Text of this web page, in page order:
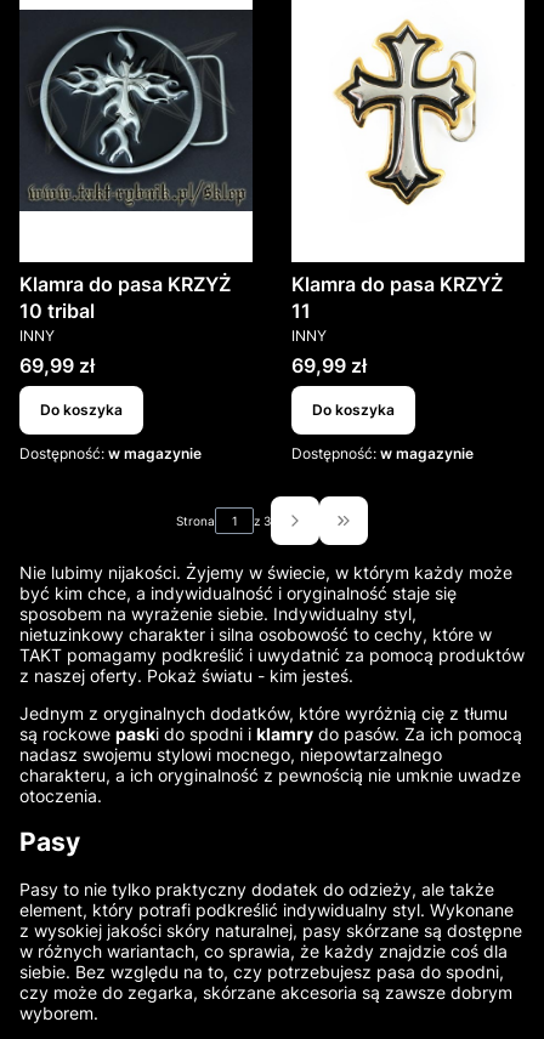
Klamra do pasa KRZYŻ
10 tribal
PRODUCENT
INNY
Cena
69,99 zł
Do koszyka
Dostępność: w magazynie
Klamra do pasa KRZYŻ
11
PRODUCENT
INNY
Cena
69,99 zł
Do koszyka
Dostępność: w magazynie
Strona z 3
Przejdź do ostatniej strony
Nie lubimy nijakości. Żyjemy w świecie, w którym każdy może
być kim chce, a indywidualność i oryginalność staje się
sposobem na wyrażenie siebie. Indywidualny styl,
nietuzinkowy charakter i silna osobowość to cechy, które w
TAKT pomagamy podkreślić i uwydatnić za pomocą produktów
z naszej oferty. Pokaż światu - kim jesteś.
Jednym z oryginalnych dodatków, które wyróżnią cię z tłumu
są rockowe paski do spodni i klamry do pasów. Za ich pomocą
nadasz swojemu stylowi mocnego, niepowtarzalnego
charakteru, a ich oryginalność z pewnością nie umknie uwadze
otoczenia.
Pasy
Pasy to nie tylko praktyczny dodatek do odzieży, ale także
element, który potrafi podkreślić indywidualny styl. Wykonane
z wysokiej jakości skóry naturalnej, pasy skórzane są dostępne
w różnych wariantach, co sprawia, że każdy znajdzie coś dla
siebie. Bez względu na to, czy potrzebujesz pasa do spodni,
czy może do zegarka, skórzane akcesoria są zawsze dobrym
wyborem.